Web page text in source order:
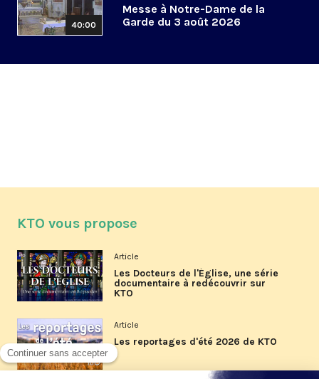
40:00
Messe à Notre-Dame de la
Garde du 3 août 2026
KTO vous propose
Article
Les Docteurs de l'Église, une série
documentaire à redécouvrir sur
KTO
Article
Les reportages d'été 2026 de KTO